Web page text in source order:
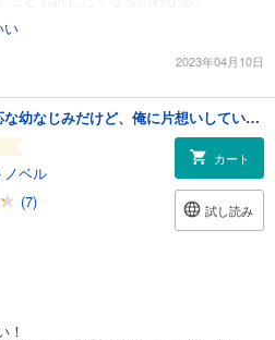
い
2023年04月10日
いっつも塩対応な幼なじみだけど、俺に片想いしているのがバレバレでかわいい。1
ノベル
(7)
カート
試し読み
！